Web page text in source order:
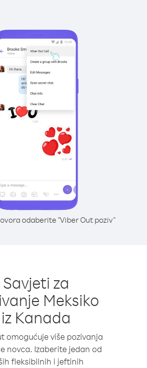
odaberite "Viber Out poziv"
Savjeti za
Meksiko
iz Kanada
omogućuje više pozivanja
novca. Izaberite jedan od
fleksibilnih i jeftinih